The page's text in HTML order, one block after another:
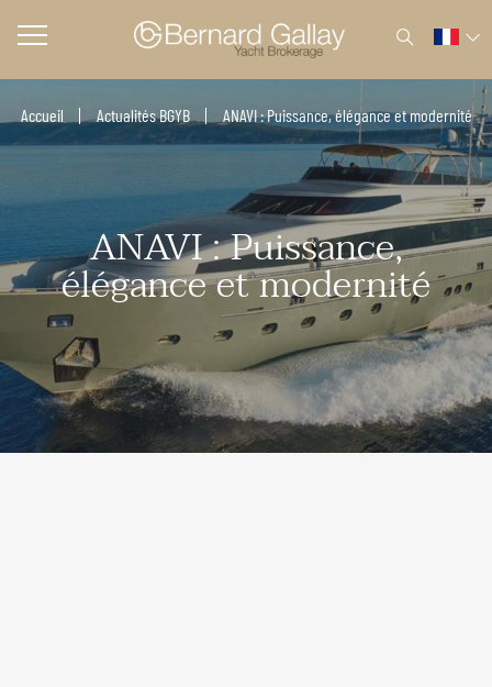
Accueil Actualités BGYB ANAVI : Puissance, élégance et modernité
ANAVI : Puissance,
élégance et modernité